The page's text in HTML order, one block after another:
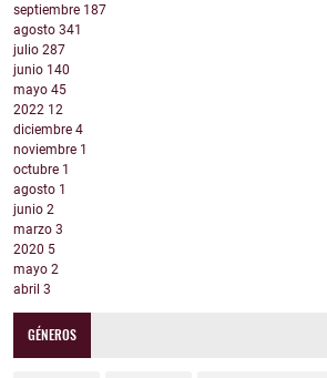
septiembre 187
agosto 341
julio 287
junio 140
mayo 45
2022 12
diciembre 4
noviembre 1
octubre 1
agosto 1
junio 2
marzo 3
2020 5
mayo 2
abril 3
GÉNEROS